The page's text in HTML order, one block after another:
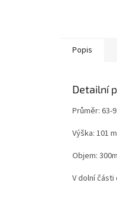
Popis
Detailní
Průměr: 63-
Výška: 101
Objem:
V dolní